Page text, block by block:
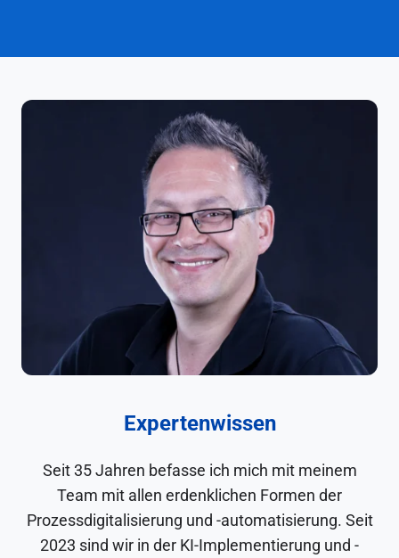
Expertenwissen
Seit 35 Jahren befasse ich mich mit meinem
Team mit allen erdenklichen Formen der
Prozessdigitalisierung und -automatisierung. Seit
2023 sind wir in der KI-Implementierung und -